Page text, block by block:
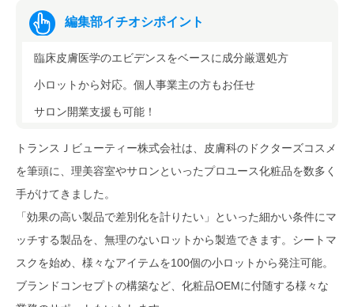
編集部イチオシポイント
臨床皮膚医学のエビデンスをベースに成分厳選処方
小ロットから対応。個人事業主の方もお任せ
サロン開業支援も可能！
トランスＪビューティー株式会社は、皮膚科のドクターズコスメ
を筆頭に、理美容室やサロンといったプロユース化粧品を数多く
手がけてきました。
「効果の高い製品で差別化を計りたい」といった細かい条件にマ
ッチする製品を、無理のないロットから製造できます。シートマ
スクを始め、様々なアイテムを100個の小ロットから発注可能。
ブランドコンセプトの構築など、化粧品OEMに付随する様々な